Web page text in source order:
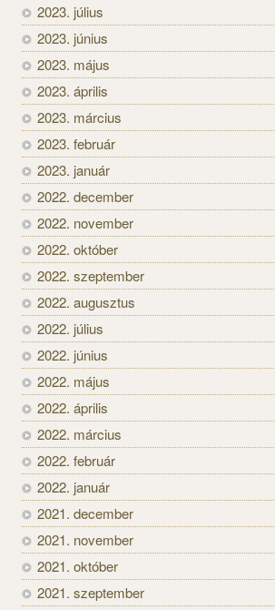
2023. július
2023. június
2023. május
2023. április
2023. március
2023. február
2023. január
2022. december
2022. november
2022. október
2022. szeptember
2022. augusztus
2022. július
2022. június
2022. május
2022. április
2022. március
2022. február
2022. január
2021. december
2021. november
2021. október
2021. szeptember